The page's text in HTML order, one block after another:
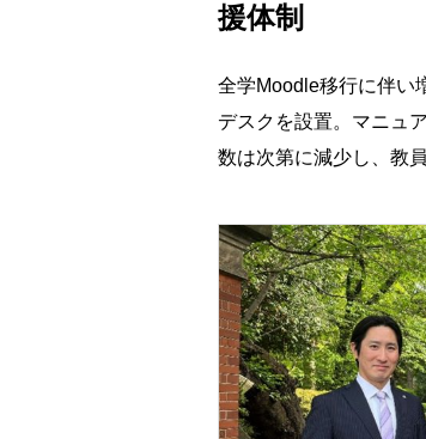
援体制
全学Moodle移行に伴い
デスクを設置。マニュ
数は次第に減少し、教